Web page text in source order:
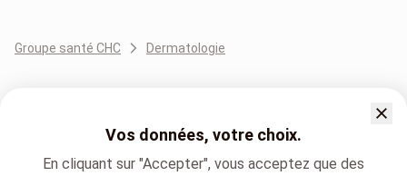
Groupe santé CHC Dermatologie
Vos données, votre choix.
En cliquant sur "Accepter", vous acceptez que des